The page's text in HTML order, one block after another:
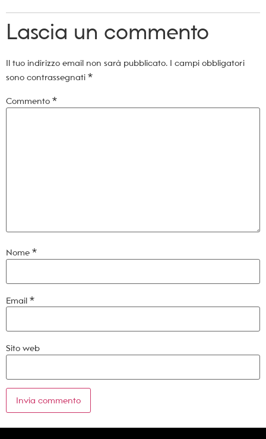
Lascia un commento
Il tuo indirizzo email non sarà pubblicato. I campi obbligatori
sono contrassegnati *
Commento *
Nome *
Email *
Sito web